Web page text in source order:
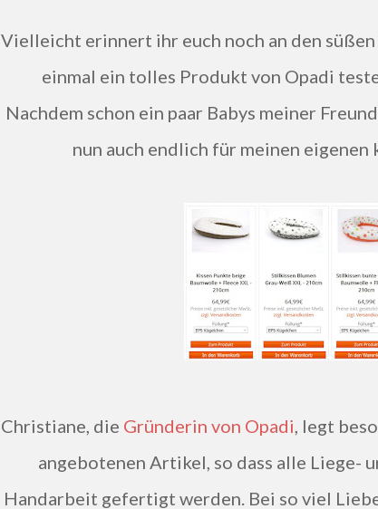
Vielleicht erinnert ihr euch noch an den süßen Shop Opadi, denn ich durfte schon
einmal ein tolles Produkt von Opadi
Nachdem schon ein paar Babys meiner
nun auch endlich für meinen eigenen
Christiane, die Gründerin von Opadi, legt
angebotenen Artikel, so dass alle Liege-
Handarbeit gefertigt werden. Bei so viel